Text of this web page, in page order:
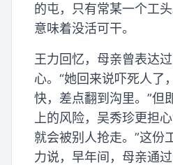
的屯，只有常某一个工
意味着没活可干。
王力回忆，母亲曾表达
心。“她回来说吓死人了
快，差点翻到沟里。”但
上的风险，吴秀珍更担
就会被别人抢走。”这份
力说，早年间，母亲通